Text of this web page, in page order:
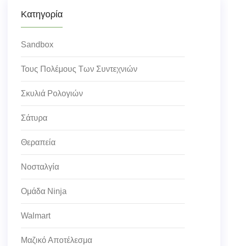
Κατηγορία
Sandbox
Τους Πολέμους Των Συντεχνιών
Σκυλιά Ρολογιών
Σάτυρα
Θεραπεία
Νοσταλγία
Ομάδα Ninja
Walmart
Μαζικό Αποτέλεσμα